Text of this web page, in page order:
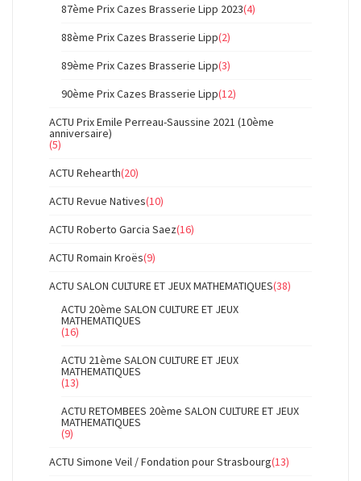
87ème Prix Cazes Brasserie Lipp 2023(4)
88ème Prix Cazes Brasserie Lipp(2)
89ème Prix Cazes Brasserie Lipp(3)
90ème Prix Cazes Brasserie Lipp(12)
ACTU Prix Emile Perreau-Saussine 2021 (10ème
anniversaire)
(5)
ACTU Rehearth(20)
ACTU Revue Natives(10)
ACTU Roberto Garcia Saez(16)
ACTU Romain Kroës(9)
ACTU SALON CULTURE ET JEUX MATHEMATIQUES(38)
ACTU 20ème SALON CULTURE ET JEUX
MATHEMATIQUES
(16)
ACTU 21ème SALON CULTURE ET JEUX
MATHEMATIQUES
(13)
ACTU RETOMBEES 20ème SALON CULTURE ET JEUX
MATHEMATIQUES
(9)
ACTU Simone Veil / Fondation pour Strasbourg(13)